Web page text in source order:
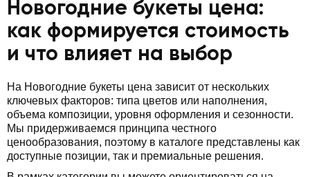
Новогодние букеты цена:
как формируется стоимость
и что влияет на выбор
На Новогодние букеты цена зависит от нескольких
ключевых факторов: типа цветов или наполнения,
объема композиции, уровня оформления и сезонности.
Мы придерживаемся принципа честного
ценообразования, поэтому в каталоге представлены как
доступные позиции, так и премиальные решения.